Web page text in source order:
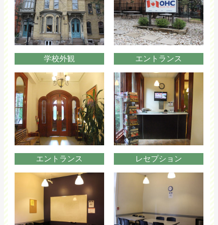
学校外観 エントランス
エントランス レセプション